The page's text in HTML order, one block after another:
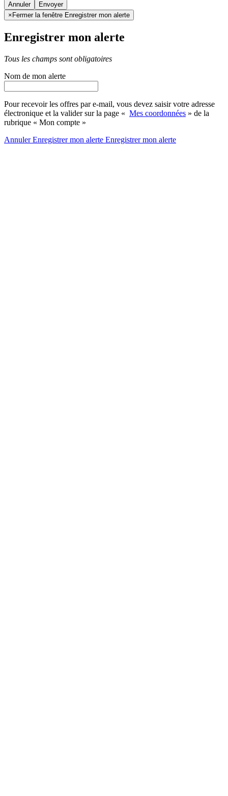
Annuler
× Fermer la fenêtre Enregistrer mon alerte
Enregistrer mon alerte
Tous les champs sont obligatoires
Nom de mon alerte
Pour recevoir les offres par e-mail, vous devez saisir votre adresse
électronique et la valider sur la page « Mes coordonnées » de la
rubrique « Mon compte »
AnnulerEnregistrer mon alerte Enregistrermon alerte